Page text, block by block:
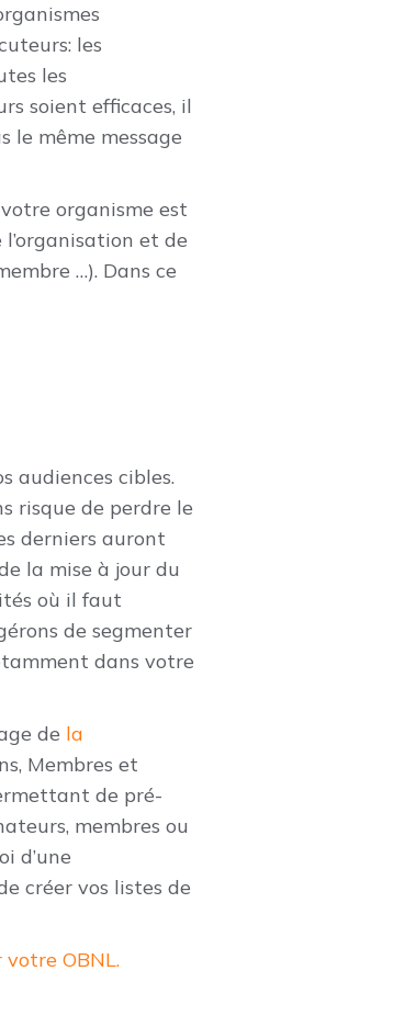
les
les
soient efficaces, il
le même message
organisme est
et de
…). Dans ce
audiences cibles.
risque de perdre le
derniers auront
la mise à jour du
où il faut
de segmenter
dans votre
de la
Membres et
de pré-
membres ou
d’une
créer vos listes de
OBNL.